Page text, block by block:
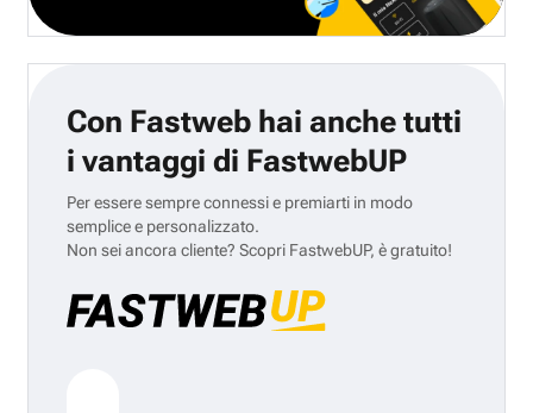
Con Fastweb hai anche tutti
i vantaggi di FastwebUP
Per essere sempre connessi e premiarti in modo
semplice e personalizzato.
Non sei ancora cliente? Scopri FastwebUP, è gratuito!